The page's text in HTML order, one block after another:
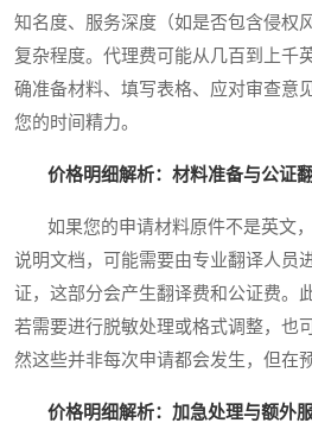
知名度、服务深度（如是否包含侵权
复杂程度。代理费可能从几百到上千
确准备材料、填写表格、应对审查意
您的时间精力。
价格明细解析：材料准备与公证
如果您的申请材料原件不是英文，
说明文档，可能需要由专业翻译人员
证，这部分会产生翻译费和公证费。
若需要进行脱敏处理或格式调整，也
然这些并非每次申请都会发生，但在
价格明细解析：加急处理与额外